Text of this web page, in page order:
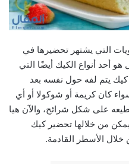
التي يشتهر تحضيرها في
أحد أنواع الكيك أيضًا التي
كيك يتم لفه حول نفسه بعد
كان كريمة أو شوكولا أو أي
على شكل شرائح، والآن هيا
من خلالها تحضير كيك
الأسطر القادمة.